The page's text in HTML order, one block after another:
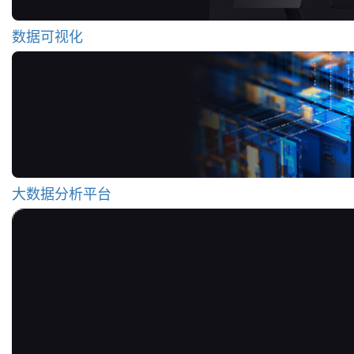
数据可视化
大数据分析平台